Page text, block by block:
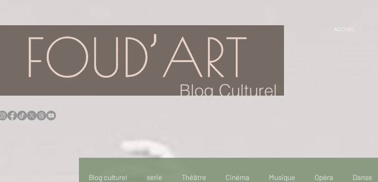
Blog Culturel
ACCUEIL
Blog culturel serie Théâtre Cinéma Musique Opéra Danse